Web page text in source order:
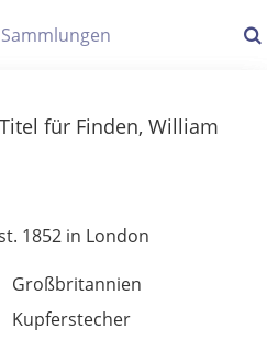
aus Ihrer letzten Suche, samt
Titel für Finden, William
1852 in London
Großbritannien
Kupferstecher